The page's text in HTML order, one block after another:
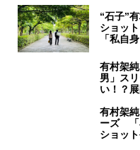
“石子”
ショッ
「私自
有村架
男」ス
い！？展
有村架
ーズ 「
ショッ